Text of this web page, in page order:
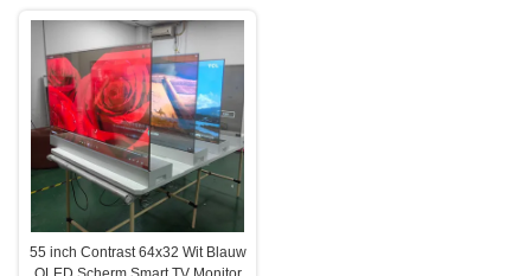
55 inch Contrast 64x32 Wit Blauw